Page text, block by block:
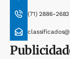
(71) 2886-